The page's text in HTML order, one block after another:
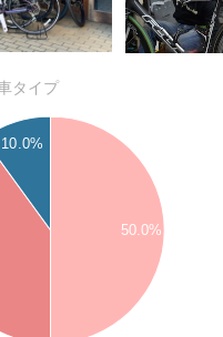
タイプ
50.0%
10.0%